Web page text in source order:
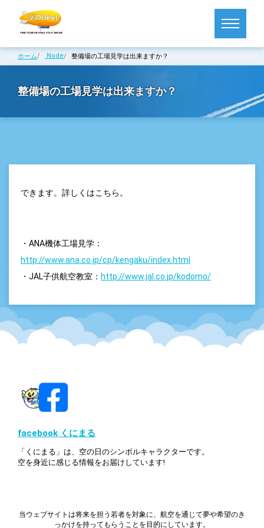
ホーム Node 整備場の工場見学は出来ますか？
整備場の工場見学は出来ますか？
できます。詳しくはこちら。
・ANA機体工場見学：
http://www.ana.co.jp/cp/kengaku/index.html
・JAL子供航空教室： http://www.jal.co.jp/kodomo/
facebook くにまる
「くにまる」は、空の日のシンボルキャラクターです。
空を身近に感じる情報をお届けしています!
当ウェブサイトは将来を担う若者を対象に、航空を通じて夢や希望のき
っかけを持ってもらうことを目的にしています。